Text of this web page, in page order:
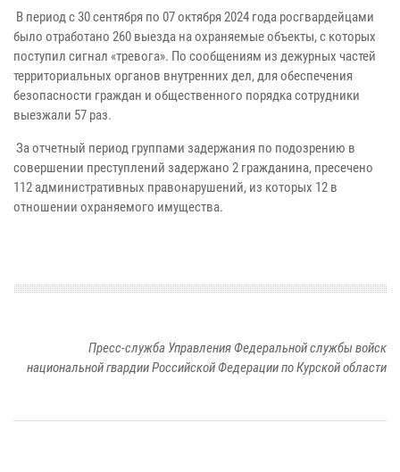
В период с 30 сентября по 07 октября 2024 года росгвардейцами
было отработано 260 выезда на охраняемые объекты, с которых
поступил сигнал «тревога». По сообщениям из дежурных частей
территориальных органов внутренних дел, для обеспечения
безопасности граждан и общественного порядка сотрудники
выезжали 57 раз.
За отчетный период группами задержания по подозрению в
совершении преступлений задержано 2 гражданина, пресечено
112 административных правонарушений, из которых 12 в
отношении охраняемого имущества.
Пресс-служба Управления Федеральной службы войск
национальной гвардии Российской Федерации по Курской области